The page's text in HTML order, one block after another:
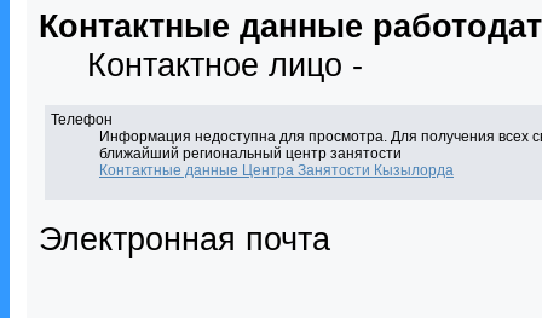
Контактные данные
Контактное лицо -
Телефон
Информация недоступна для просмотра. Для получения всех
ближайший региональный центр занятости
Контактные данные Центра Занятости Кызылорда
Электронная почта